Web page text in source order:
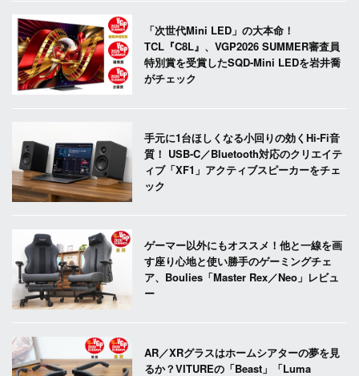
「次世代Mini LED」の大本命！
TCL『C8L』、VGP2026 SUMMER審査員
特別賞を受賞したSQD-Mini LEDを岩井喬
がチェック
手元に1台ほしくなる小回りの効くHi-Fi音
質！ USB-C／Bluetooth対応のクリエイテ
ィブ「XF1」アクティブスピーカーをチェ
ック
ゲーマー以外にもオススメ！他と一線を画
す座り心地と使い勝手のゲーミングチェ
ア、Boulies「Master Rex／Neo」レビュ
ー
AR／XRグラスはホームシアターの夢を見
るか？VITUREの「Beast」「Luma